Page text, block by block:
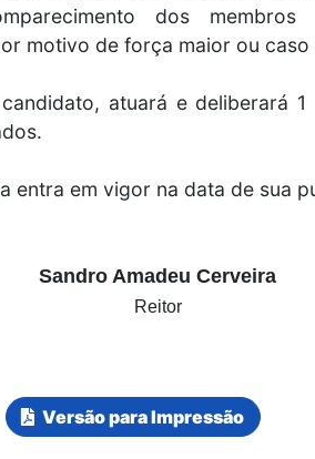
dos membros
motivo de força maior ou
atuará e deliberará
entra em vigor na data de sua
Sandro Amadeu Cerveira
Reitor
Versão para Impressão